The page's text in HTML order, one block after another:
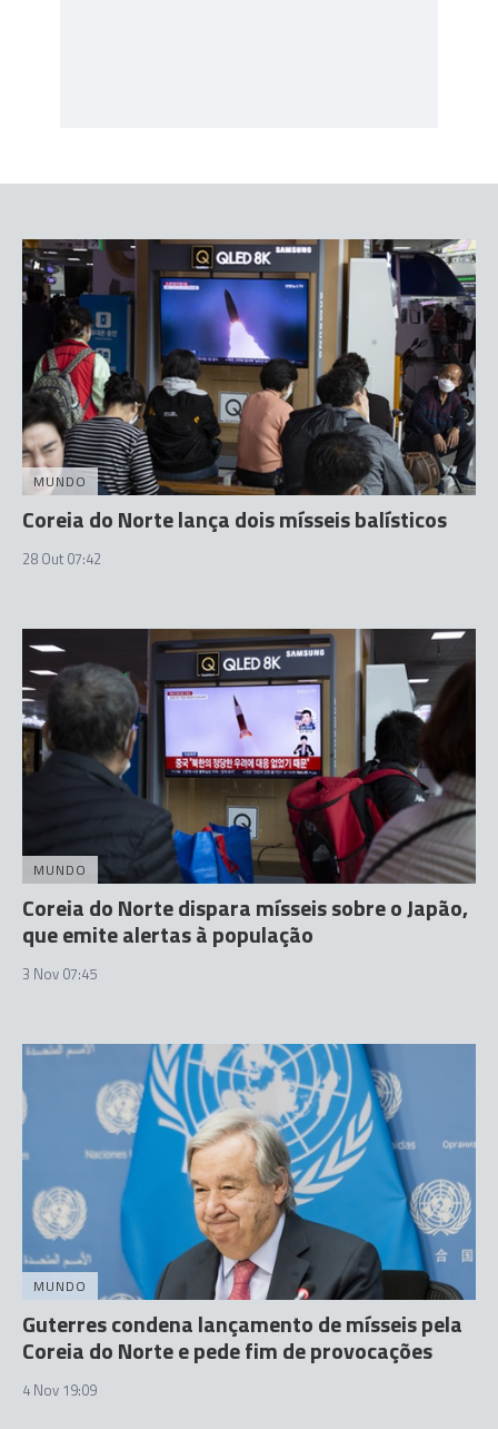
MUNDO
Coreia do Norte lança dois mísseis balísticos
28 Out 07:42
MUNDO
Coreia do Norte dispara mísseis sobre o Japão,
que emite alertas à população
3 Nov 07:45
MUNDO
Guterres condena lançamento de mísseis pela
Coreia do Norte e pede fim de provocações
4 Nov 19:09